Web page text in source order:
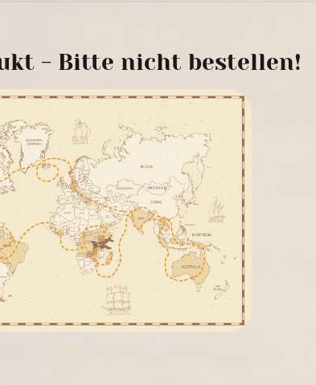
- Bitte nicht bestellen!